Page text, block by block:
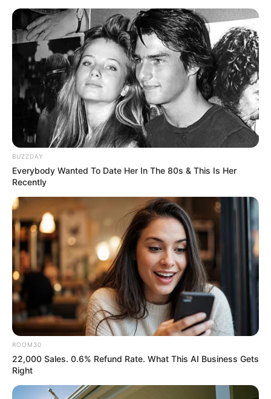
ดวงรายวัน 21 สิงหาคม 2565
21 ส.ค. 2022
ดวงรายวัน 19 สิงหาคม 2565
MThai App
ติดตามข้อมูลได้ทุกที่ ทุกเวลา
MThai Video App
คลิปตลก คลิปฮา ดูได้ทุกที่
Copyright © 2019 MThai.com All rights reserved. หมายเลขทะเบียนการค้า
BUZZDAY
Everybody Wanted To Date Her In The 80s & This Is Her
Recently
ROOM30
22,000 Sales. 0.6% Refund Rate. What This AI Business Gets
Right